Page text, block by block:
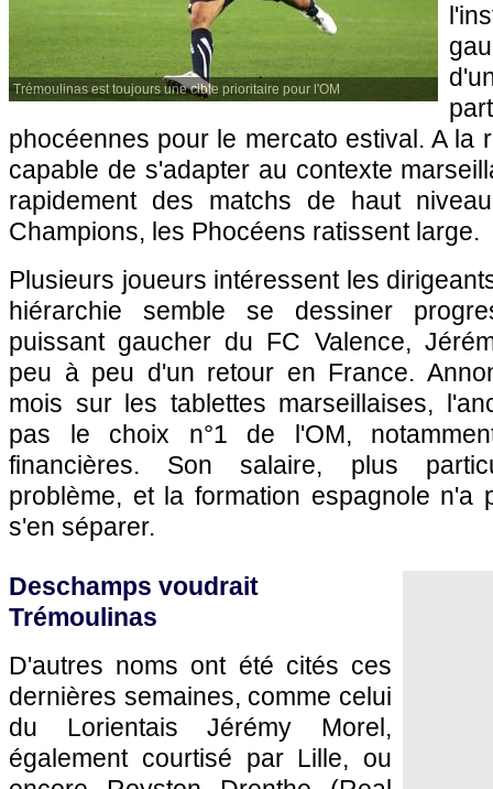
Trémoulinas est toujours une cible prioritaire pour l'OM
phocéennes pour le mercato estival. A la
capable de s'adapter au contexte
rapidement des matchs de haut
Champions, les Phocéens ratissent large.
Plusieurs joueurs intéressent les
hiérarchie semble se dessiner
puissant gaucher du FC Valence,
peu à peu d'un retour en France.
mois sur les tablettes marseillaises,
pas le choix n°1 de l'OM,
financières. Son salaire, plus
problème, et la formation espagnole n'a
s'en séparer.
Deschamps voudrait
Trémoulinas
D'autres noms ont été cités ces
dernières semaines, comme celui
du Lorientais Jérémy Morel,
également courtisé par Lille, ou